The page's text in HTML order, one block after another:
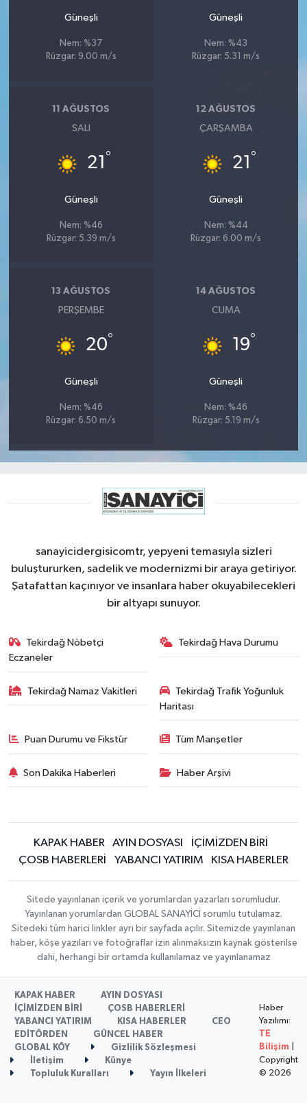
Güneşli
Nem: %37
Rüzgar: 9.00 m/s
Güneşli
Nem: %43
Rüzgar: 5.31 m/s
11 AĞUSTOS
SALI
21 °
Güneşli
Nem: %46
Rüzgar: 5.39 m/s
12 AĞUSTOS
ÇARŞAMBA
21 °
Güneşli
Nem: %44
Rüzgar: 6.00 m/s
13 AĞUSTOS
PERŞEMBE
20°
Güneşli
Nem: %46
Rüzgar: 6.50 m/s
14 AĞUSTOS
CUMA
19°
Güneşli
Nem: %46
Rüzgar: 5.19 m/s
sanayicidergisicomtr, yepyeni temasıyla sizleri
buluştururken, sadelik ve modernizmi bir araya getiriyor.
Şatafattan kaçınıyor ve insanlara haber okuyabilecekleri
bir altyapı sunuyor.
Tekirdağ Nöbetçi
Eczaneler
Tekirdağ Hava Durumu
Tekirdağ Namaz Vakitleri
Tekirdağ Trafik Yoğunluk
Haritası
Puan Durumu ve Fikstür Tüm Manşetler
Son Dakika Haberleri Haber Arşivi
KAPAK HABER AYIN DOSYASI
İÇİMİZDEN BİRİ
ÇOSB HABERLERİ
YABANCI YATIRIM KISA HABERLER
Sitede yayınlanan içerik ve yorumlardan yazarları sorumludur.
Yayınlanan yorumlardan GLOBAL SANAYİCİ sorumlu tutulamaz.
Sitedeki tüm harici linkler ayrı bir sayfada açılır. Sitemizde yayınlanan
haber, köşe yazıları ve fotoğraflar izin alınmaksızın kaynak gösterilse
dahi, herhangi bir ortamda kullanılamaz ve yayınlanamaz
KAPAK HABER
AYIN DOSYASI
İÇİMİZDEN BİRİ
ÇOSB HABERLERİ
YABANCI YATIRIM
KISA HABERLER
CEO
EDİTÖRDEN
GÜNCEL HABER
GLOBAL KÖY
Gizlilik Sözleşmesi
İletişim
Künye
Topluluk Kuralları
Yayın İlkeleri
Haber
Yazılımı:
TE
Bilişim
Copyright
© 2026